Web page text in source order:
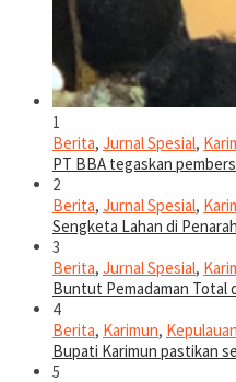
1
Berita, Jurnal Spesial,
PT BBA tegaskan
2
Berita, Jurnal Spesial,
Sengketa Lahan di
3
Berita, Jurnal Spesial,
Buntut Pemadaman Total
4
Berita, Karimun,
Bupati Karimun pastikan
5